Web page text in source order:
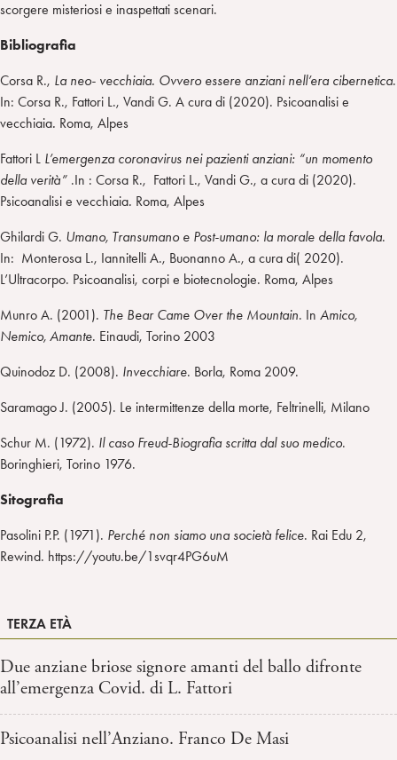
scorgere misteriosi e inaspettati scenari.
Bibliografia
Corsa R., La neo- vecchiaia. Ovvero essere anziani nell’era cibernetica.
In: Corsa R., Fattori L., Vandi G. A cura di (2020). Psicoanalisi e
vecchiaia. Roma, Alpes
Fattori L L’emergenza coronavirus nei pazienti anziani: “un momento
della verità” .In : Corsa R., Fattori L., Vandi G., a cura di (2020).
Psicoanalisi e vecchiaia. Roma, Alpes
Ghilardi G. Umano, Transumano e Post-umano: la morale della favola.
In: Monterosa L., Iannitelli A., Buonanno A., a cura di( 2020).
L’Ultracorpo. Psicoanalisi, corpi e biotecnologie. Roma, Alpes
Munro A. (2001). The Bear Came Over the Mountain. In Amico,
Nemico, Amante. Einaudi, Torino 2003
Quinodoz D. (2008). Invecchiare. Borla, Roma 2009.
Saramago J. (2005). Le intermittenze della morte, Feltrinelli, Milano
Schur M. (1972). Il caso Freud-Biografia scritta dal suo medico.
Boringhieri, Torino 1976.
Sitografia
Pasolini P.P. (1971). Perché non siamo una società felice. Rai Edu 2,
Rewind. https://youtu.be/1svqr4PG6uM
TERZA ETÀ
Due anziane briose signore amanti del ballo difronte
all’emergenza Covid. di L. Fattori
Psicoanalisi nell’Anziano. Franco De Masi